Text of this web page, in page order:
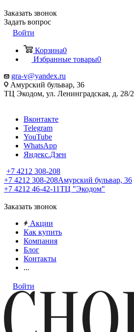
Заказать звонок
Задать вопрос
Войти
Корзина0
Избранные товары0
gra-v@yandex.ru
Амурский бульвар, 36
ТЦ Экодом, ул. Ленинградская, д. 28/2
Вконтакте
Telegram
YouTube
WhatsApp
Яндекс.Дзен
+7 4212 308-208
+7 4212 308-208Амурский бульвар, 36
+7 4212 46-42-11ТЦ "Экодом"
Заказать звонок
Акции
Как купить
Компания
Блог
Контакты
...
Войти